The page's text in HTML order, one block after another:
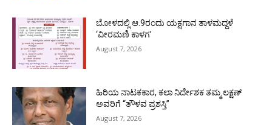
ಬೋಳದಲ್ಲಿ ಆ.9ರಂದು ಯಕ್ಷಗಾನ ತಾಳಮದ್ದಳೆ
‘ವೀರಮಣಿ ಕಾಳಗ’
August 7, 2026
ಹಿರಿಯ ನಾಟಕಕಾರ, ಕಲಾ ನಿರ್ದೇಶಕ ತಮ್ಮ ಲಕ್ಷಣ್
ಅವರಿಗೆ “ತೌಳವ ಪ್ರಶಸ್ತಿ”
August 7, 2026